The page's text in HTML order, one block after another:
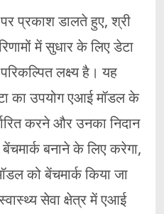
प्रकाश डालते हुए, श्री
में सुधार के लिए डेटा
लक्ष्य है। यह
का उपयोग एआई मॉडल के
करने और उनका निदान
बनाने के लिए करेगा,
को बेंचमार्क किया जा
सेवा क्षेत्र में एआई